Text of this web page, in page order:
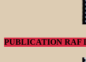
PUBLICATION RAF